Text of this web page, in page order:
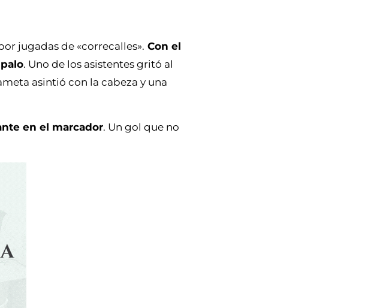
jugadas de «correcalles». Con el
. Uno de los asistentes gritó al
asintió con la cabeza y una
en el marcador. Un gol que no